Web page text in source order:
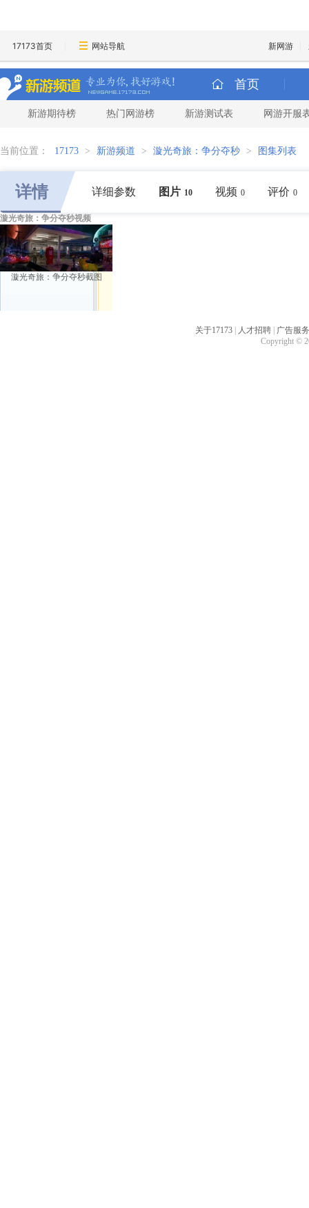
17173首页 网站导航 新网游
首页
新游期待榜 热门网游榜 新游测试表 网游开服
当前位置： 17173 > 新游频道 > 漩光奇旅：争分夺秒 > 图集列表
详情 详细参数 图片 10 视频 0 评价 0
漩光奇旅：争分夺秒视频
漩光奇旅：争分夺秒截图
关于17173 人才招聘
广告服务
Copyright ©